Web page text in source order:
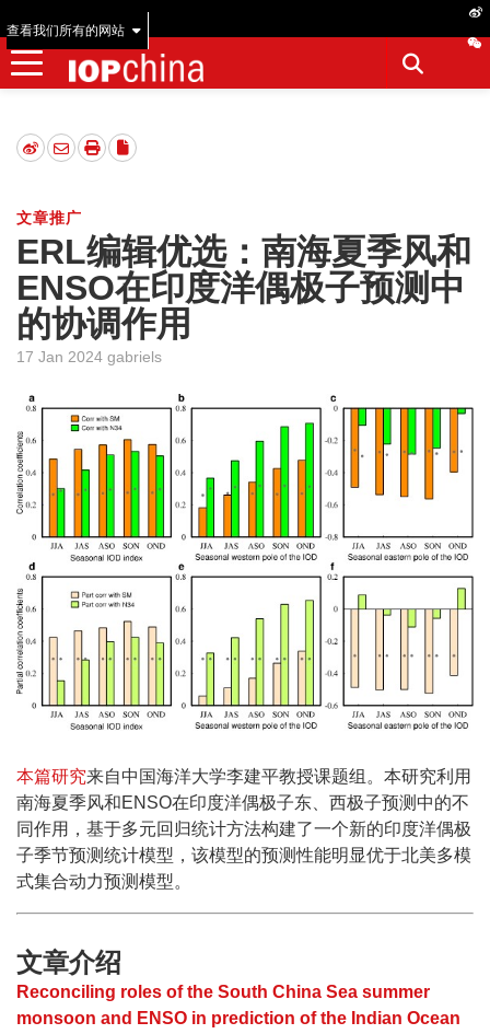
查看我们所有的网站
文章推广
ERL编辑优选：南海夏季风和
ENSO在印度洋偶极子预测中
的协调作用
17 Jan 2024 gabriels
本篇研究来自中国海洋大学李建平教授课题组。本研究利用
南海夏季风和ENSO在印度洋偶极子东、西极子预测中的不
同作用，基于多元回归统计方法构建了一个新的印度洋偶极
子季节预测统计模型，该模型的预测性能明显优于北美多模
式集合动力预测模型。
文章介绍
Reconciling roles of the South China Sea summer
monsoon and ENSO in prediction of the Indian Ocean